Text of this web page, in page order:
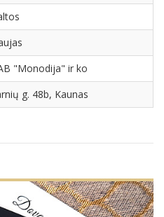
"Monodija" ir ko
g. 48b, Kaunas